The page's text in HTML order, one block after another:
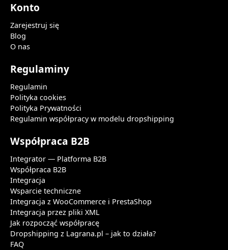
Konto
Zarejestruj się
Blog
O nas
Regulaminy
Regulamin
Polityka cookies
Polityka Prywatności
Regulamin współpracy w modelu dropshipping
Współpraca B2B
Integrator — Platforma B2B
Współpraca B2B
Integracja
Wsparcie techniczne
Integracja z WooCommerce i PrestaShop
Integracja przez pliki XML
Jak rozpocząć współpracę
Dropshipping z Lagrana.pl – jak to działa?
FAQ